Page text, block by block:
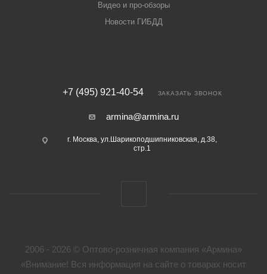
Видео и про-обзоры
Новости ГИБДД
+7 (495) 921-40-54 ЗАКАЗАТЬ ЗВОНОК
armina@armina.ru
г. Москва, ул.Шарикоподшипниковская, д.38,
стр.1
2006 - 2026 © Оптово-розничная компания «Армина»
«Внимание! Вся информация на сайте о товарах носит